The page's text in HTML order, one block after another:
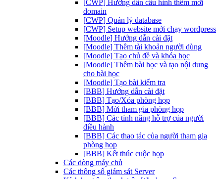
[CWP] Hướng dẫn cấu hình thêm mới
domain
[CWP] Quản lý database
[CWP] Setup website mới chạy wordpress
[Moodle] Hướng dẫn cài đặt
[Moodle] Thêm tài khoản người dùng
[Moodle] Tạo chủ đề và khóa học
[Moodle] Thêm bài học và tạo nội dung
cho bài học
[Moodle] Tạo bài kiểm tra
[BBB] Hướng dẫn cài đặt
[BBB] Tạo/Xóa phòng họp
[BBB] Mời tham gia phòng họp
[BBB] Các tính năng hỗ trợ của người
điều hành
[BBB] Các thao tác của người tham gia
phòng họp
[BBB] Kết thúc cuộc họp
Các dòng máy chủ
Các thông số giám sát Server